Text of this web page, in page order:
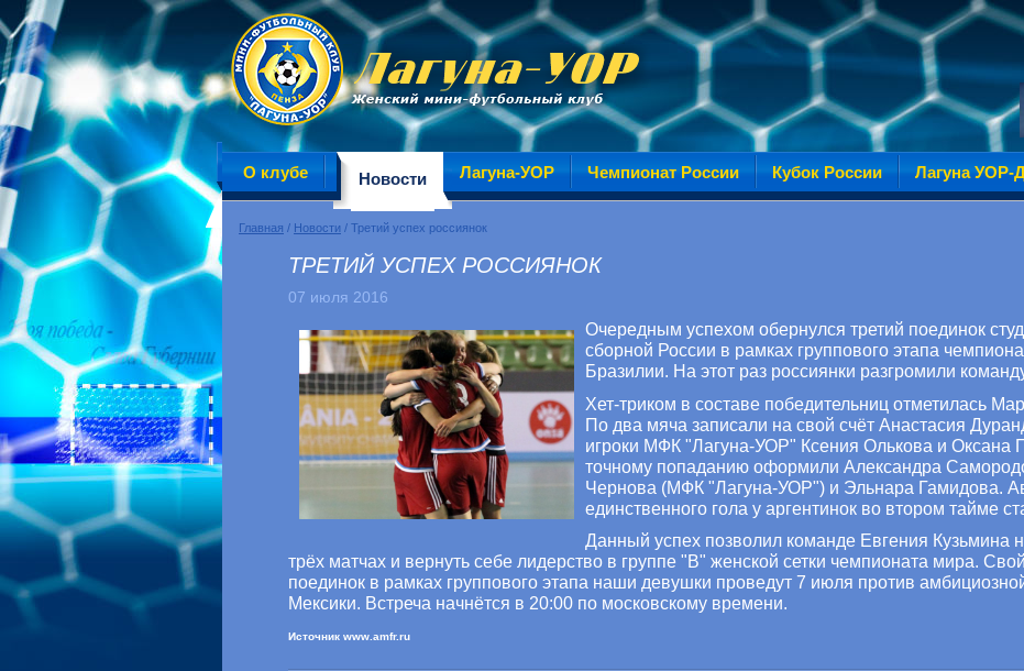
О клубе Новости Лагуна-УОР Чемпионат России Кубок России Лагуна УОР-
Главная / Новости / Третий успех россиянок
ТРЕТИЙ УСПЕХ РОССИЯНОК
07 июля 2016
Очередным успехом обернулся третий поединок
сборной России в рамках группового этапа
Бразилии. На этот раз россиянки разгромили
Хет-триком в составе победительниц отметилась
По два мяча записали на свой счёт Анастасия
игроки МФК "Лагуна-УОР" Ксения Олькова и Оксана
точному попаданию оформили Александра
Чернова (МФК "Лагуна-УОР") и Эльнара Гамидова.
единственного гола у аргентинок во втором тайме
Данный успех позволил команде Евгения Кузьмина
трёх матчах и вернуть себе лидерство в группе "В" женской сетки чемпионата мира.
поединок в рамках группового этапа наши девушки проведут 7 июля против
Мексики. Встреча начнётся в 20:00 по московскому времени.
Источник www.amfr.ru